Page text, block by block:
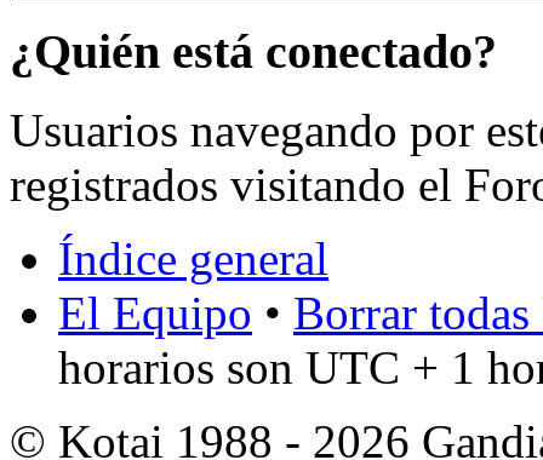
¿Quién está conectado?
Usuarios navegando por
registrados visitando el
Índice general
El Equipo • Borrar
horarios son UTC + 1
© Kotai 1988 - 2026